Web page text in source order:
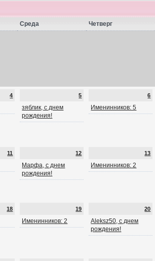
Среда Четверг
4 5
зяблик, с днем
рождения!
6
Именинников: 5
11 12
Марфа, с днем
рождения!
13
Именинников: 2
18 19
Именинников: 2
20
Aleksz50, с днем
рождения!